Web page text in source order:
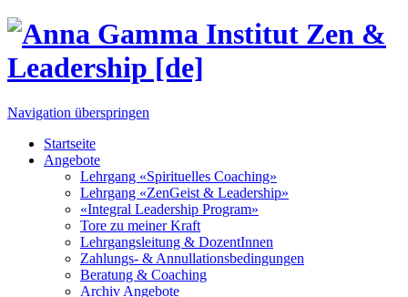
Navigation überspringen
Startseite
Angebote
Lehrgang «Spirituelles Coaching»
Lehrgang «ZenGeist & Leadership»
«Integral Leadership Program»
Tore zu meiner Kraft
Lehrgangsleitung & DozentInnen
Zahlungs- & Annullationsbedingungen
Beratung & Coaching
Archiv Angebote